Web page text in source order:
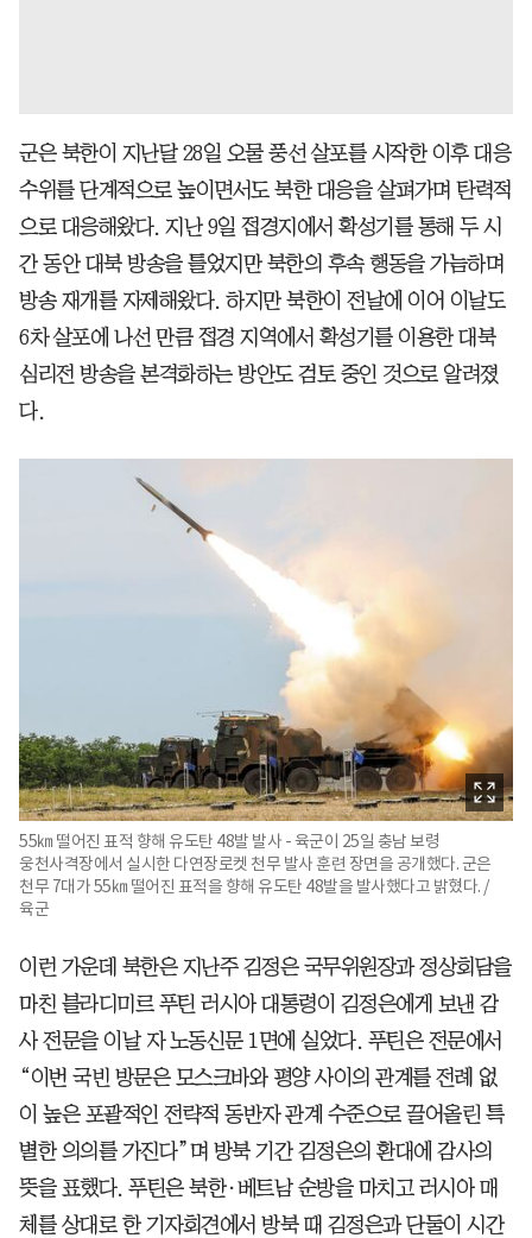
군은 북한이 지난달 28일 오물 풍선 살포를 시작한 이후 대응
수위를 단계적으로 높이면서도 북한 대응을 살펴가며 탄력적
으로 대응해왔다. 지난 9일 접경지에서 확성기를 통해 두 시
간 동안 대북 방송을 틀었지만 북한의 후속 행동을 가늠하며
방송 재개를 자제해왔다. 하지만 북한이 전날에 이어 이날도
6차 살포에 나선 만큼 접경 지역에서 확성기를 이용한 대북
심리전 방송을 본격화하는 방안도 검토 중인 것으로 알려졌
다.
55㎞ 떨어진 표적 향해 유도탄 48발 발사 - 육군이 25일 충남 보령
웅천사격장에서 실시한 다연장로켓 천무 발사 훈련 장면을 공개했다. 군은
천무 7대가 55㎞ 떨어진 표적을 향해 유도탄 48발을 발사했다고 밝혔다. /
육군
이런 가운데 북한은 지난주 김정은 국무위원장과 정상회담을
마친 블라디미르 푸틴 러시아 대통령이 김정은에게 보낸 감
사 전문을 이날 자 노동신문 1면에 실었다. 푸틴은 전문에서
“이번 국빈 방문은 모스크바와 평양 사이의 관계를 전례 없
이 높은 포괄적인 전략적 동반자 관계 수준으로 끌어올린 특
별한 의의를 가진다”며 방북 기간 김정은의 환대에 감사의
뜻을 표했다. 푸틴은 북한·베트남 순방을 마치고 러시아 매
체를 상대로 한 기자회견에서 방북 때 김정은과 단둘이 시간